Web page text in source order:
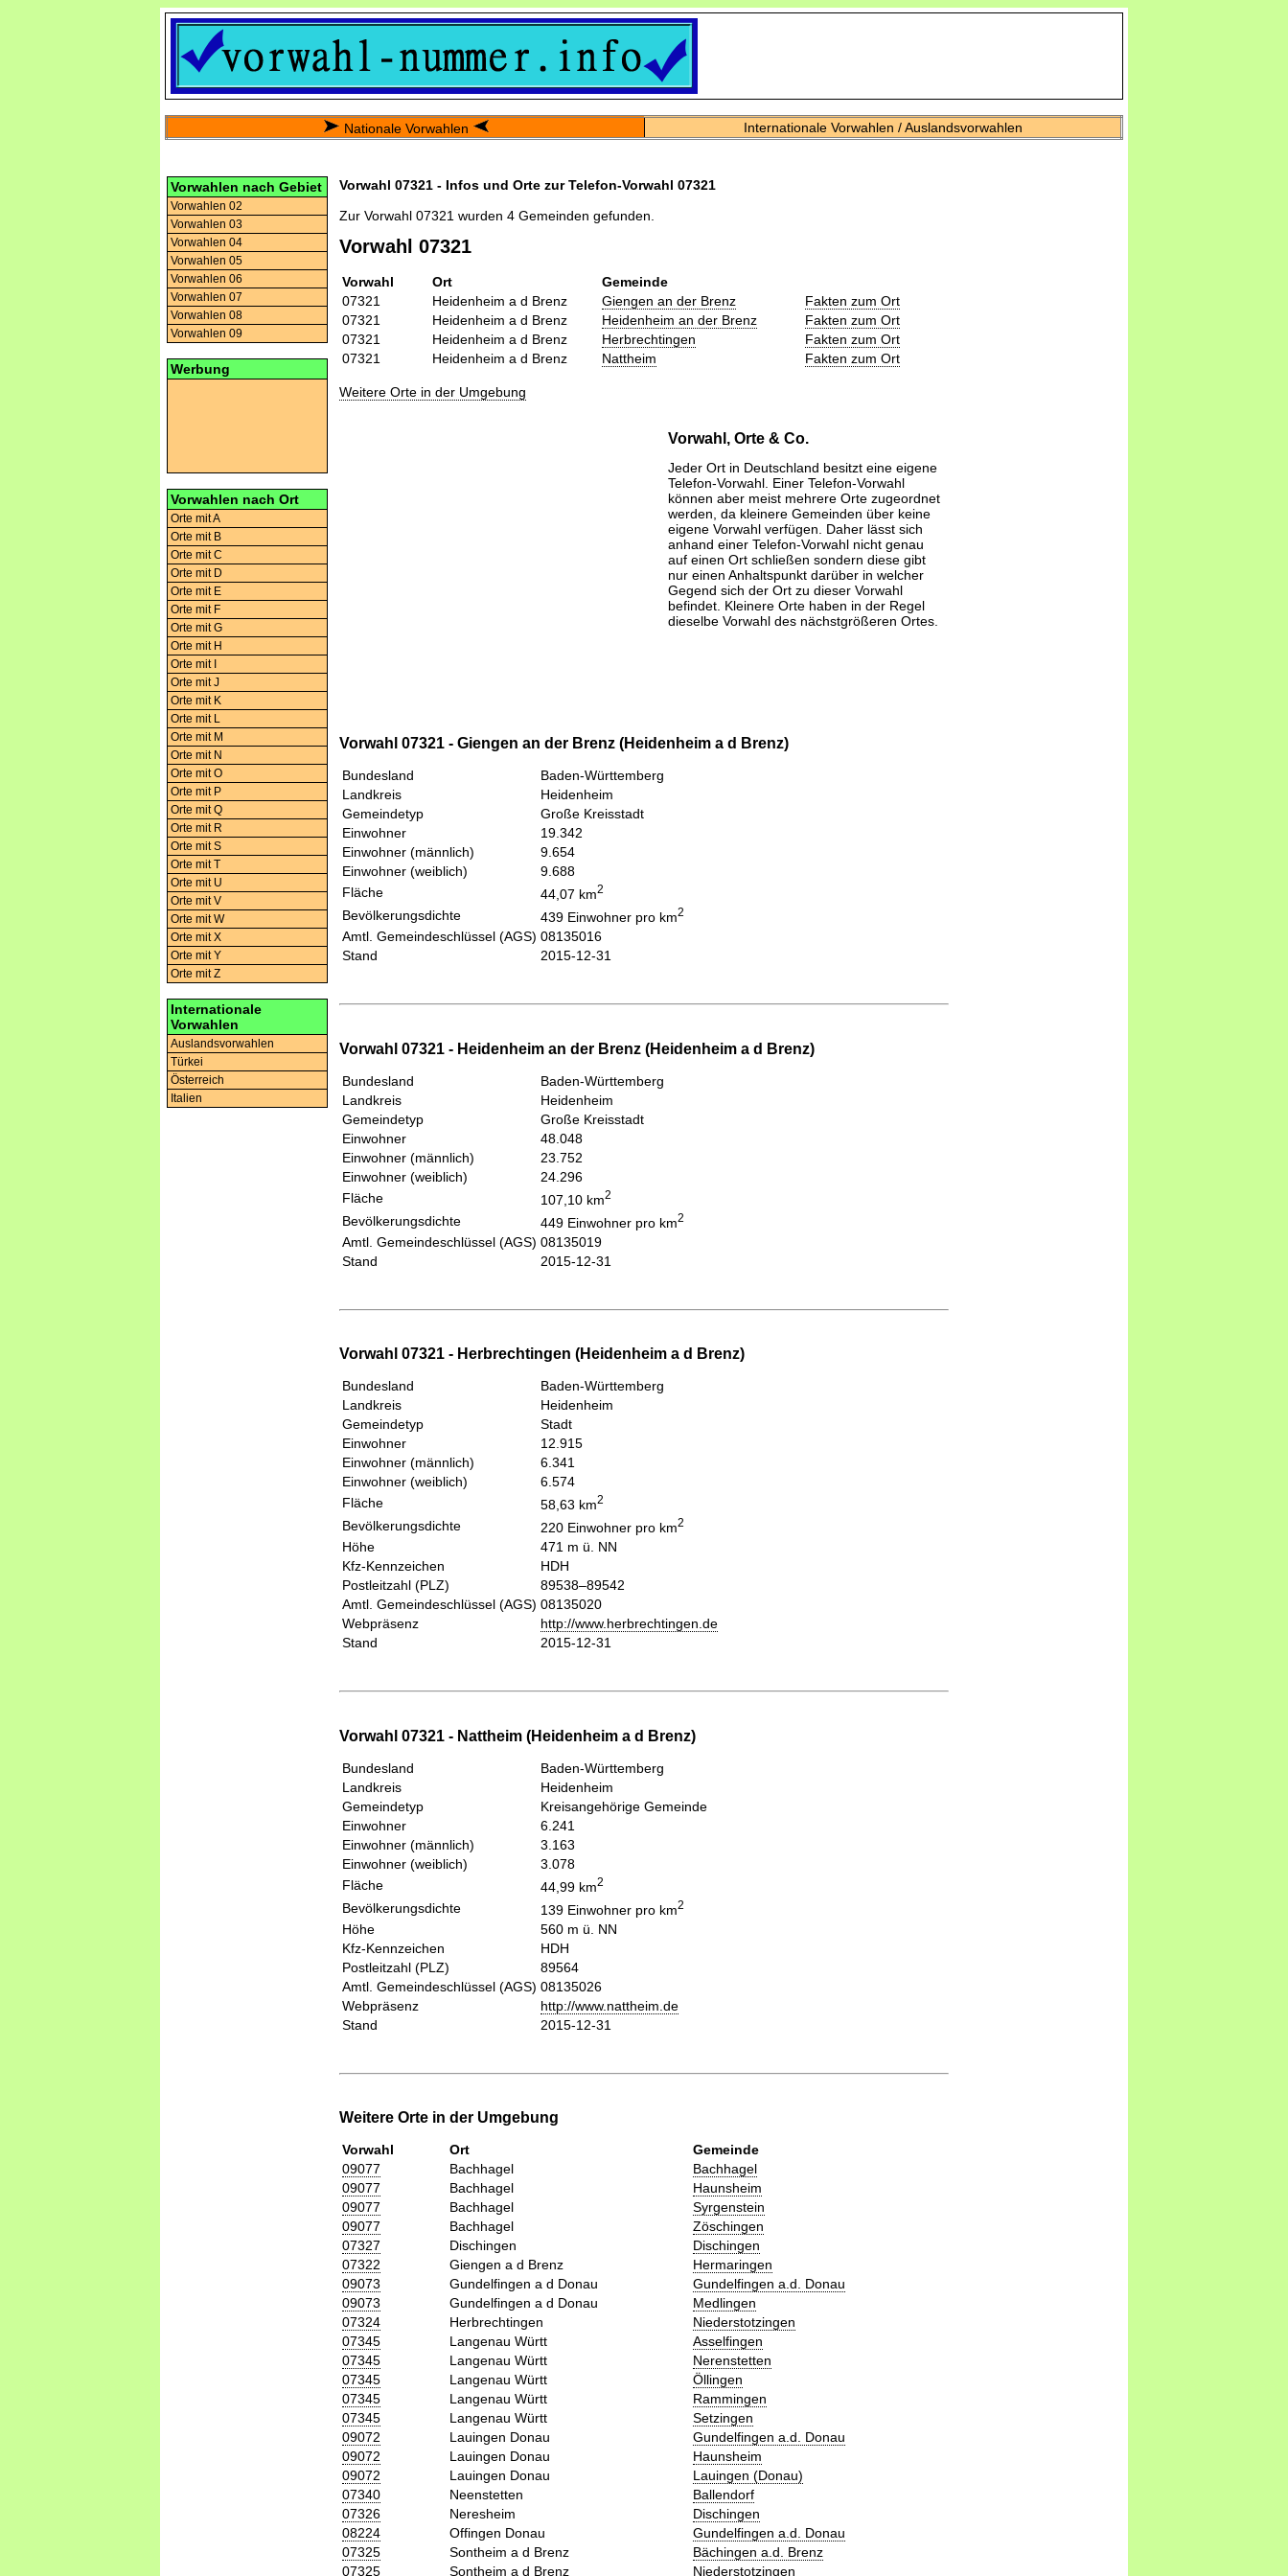
Nationale Vorwahlen Internationale Vorwahlen / Auslandsvorwahlen
Vorwahlen nach Gebiet
Vorwahlen 02
Vorwahlen 03
Vorwahlen 04
Vorwahlen 05
Vorwahlen 06
Vorwahlen 07
Vorwahlen 08
Vorwahlen 09
Werbung
Vorwahlen nach Ort
Orte mit A
Orte mit B
Orte mit C
Orte mit D
Orte mit E
Orte mit F
Orte mit G
Orte mit H
Orte mit I
Orte mit J
Orte mit K
Orte mit L
Orte mit M
Orte mit N
Orte mit O
Orte mit P
Orte mit Q
Orte mit R
Orte mit S
Orte mit T
Orte mit U
Orte mit V
Orte mit W
Orte mit X
Orte mit Y
Orte mit Z
Internationale
Vorwahlen
Auslandsvorwahlen
Türkei
Österreich
Italien
Vorwahl 07321 - Infos und Orte zur Telefon-Vorwahl 07321
Zur Vorwahl 07321 wurden 4 Gemeinden gefunden.
Vorwahl 07321
Vorwahl Ort
Gemeinde
07321
Heidenheim a d Brenz Giengen an der Brenz
Fakten zum Ort
07321
Heidenheim a d Brenz Heidenheim an der Brenz
Fakten zum Ort
07321
Heidenheim a d Brenz Herbrechtingen
Fakten zum Ort
07321
Heidenheim a d Brenz Nattheim Fakten zum Ort
Weitere Orte in der Umgebung
Vorwahl, Orte & Co.
Jeder Ort in Deutschland besitzt eine eigene
Telefon-Vorwahl. Einer Telefon-Vorwahl
können aber meist mehrere Orte zugeordnet
werden, da kleinere Gemeinden über keine
eigene Vorwahl verfügen. Daher lässt sich
anhand einer Telefon-Vorwahl nicht genau
auf einen Ort schließen sondern diese gibt
nur einen Anhaltspunkt darüber in welcher
Gegend sich der Ort zu dieser Vorwahl
befindet. Kleinere Orte haben in der Regel
dieselbe Vorwahl des nächstgrößeren Ortes.
Vorwahl 07321 - Giengen an der Brenz (Heidenheim a d Brenz)
Bundesland
Baden-Württemberg
Landkreis
Heidenheim
Gemeindetyp
Große Kreisstadt
Einwohner
19.342
Einwohner (männlich)
9.654
Einwohner (weiblich)
9.688
Fläche
44,07 km2
Bevölkerungsdichte 439 Einwohner pro km2
Amtl. Gemeindeschlüssel (AGS) 08135016
Stand
2015-12-31
Vorwahl 07321 - Heidenheim an der Brenz (Heidenheim a d Brenz)
Bundesland
Baden-Württemberg
Landkreis
Heidenheim
Gemeindetyp
Große Kreisstadt
Einwohner
48.048
Einwohner (männlich)
23.752
Einwohner (weiblich)
24.296
Fläche
107,10 km2
Bevölkerungsdichte 449 Einwohner pro km2
Amtl. Gemeindeschlüssel (AGS) 08135019
Stand
2015-12-31
Vorwahl 07321 - Herbrechtingen (Heidenheim a d Brenz)
Bundesland
Baden-Württemberg
Landkreis
Heidenheim
Gemeindetyp
Stadt
Einwohner
12.915
Einwohner (männlich)
6.341
Einwohner (weiblich)
6.574
Fläche
58,63 km2
Bevölkerungsdichte 220 Einwohner pro km2
Höhe
471 m ü. NN
Kfz-Kennzeichen
HDH
Postleitzahl (PLZ)
89538–89542
Amtl. Gemeindeschlüssel (AGS) 08135020
Webpräsenz
http://www.herbrechtingen.de
Stand
2015-12-31
Vorwahl 07321 - Nattheim (Heidenheim a d Brenz)
Bundesland
Baden-Württemberg
Landkreis
Heidenheim
Gemeindetyp
Kreisangehörige Gemeinde
Einwohner
6.241
Einwohner (männlich)
3.163
Einwohner (weiblich)
3.078
Fläche
44,99 km2
Bevölkerungsdichte 139 Einwohner pro km2
Höhe
560 m ü. NN
Kfz-Kennzeichen
HDH
Postleitzahl (PLZ)
89564
Amtl. Gemeindeschlüssel (AGS) 08135026
Webpräsenz
http://www.nattheim.de
Stand
2015-12-31
Weitere Orte in der Umgebung
Vorwahl Ort
Gemeinde
09077
Bachhagel
Bachhagel
09077
Bachhagel
Haunsheim
09077
Bachhagel
Syrgenstein
09077
Bachhagel
Zöschingen
07327
Dischingen
Dischingen
07322
Giengen a d Brenz
Hermaringen
09073
Gundelfingen a d Donau
Gundelfingen a.d. Donau
09073
Gundelfingen a d Donau
Medlingen
07324
Herbrechtingen
Niederstotzingen
07345
Langenau Württ
Asselfingen
07345
Langenau Württ
Nerenstetten
07345
Langenau Württ
Öllingen
07345
Langenau Württ
Rammingen
07345
Langenau Württ
Setzingen
09072
Lauingen Donau
Gundelfingen a.d. Donau
09072
Lauingen Donau
Haunsheim
09072
Lauingen Donau
Lauingen (Donau)
07340
Neenstetten
Ballendorf
07326
Neresheim
Dischingen
08224
Offingen Donau
Gundelfingen a.d. Donau
07325
Sontheim a d Brenz
Bächingen a.d. Brenz
07325
Sontheim a d Brenz Niederstotzingen